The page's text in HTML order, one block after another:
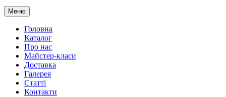
Меню
Головна
Каталог
Про нас
Майстер-класи
Доставка
Галерея
Статтi
Контакти